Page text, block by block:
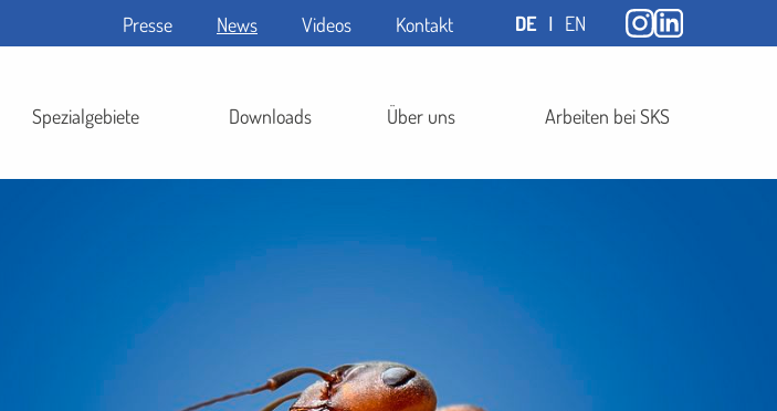
Presse News Videos Kontakt DE ǀ EN
Spezialgebiete Downloads Über uns Arbeiten bei SKS